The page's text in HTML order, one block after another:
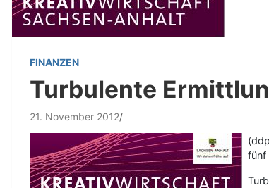
FINANZEN
Turbulente
21. November 2012
fünf